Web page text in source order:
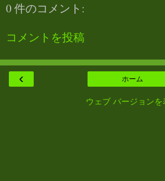
0 件のコメント:
コメントを投稿
‹ ホーム
ウェブ バージョンを